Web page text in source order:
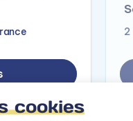
cookies
2